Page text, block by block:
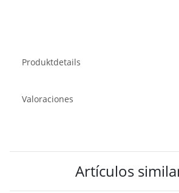
Produktdetails
Valoraciones
Artículos